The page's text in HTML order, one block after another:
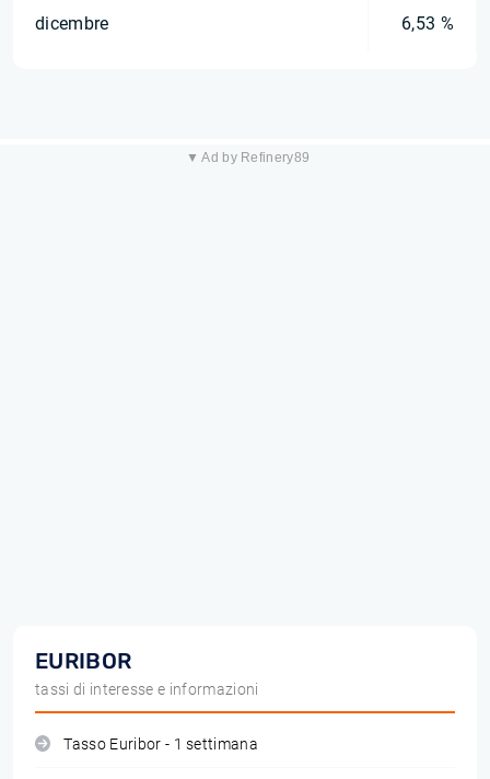
dicembre 6,53 %
▼ Ad by Refinery89
EURIBOR
tassi di interesse e informazioni
Tasso Euribor - 1 settimana